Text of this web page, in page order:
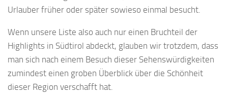
Urlauber früher oder später sowieso einmal besucht.
Wenn unsere Liste also auch nur einen Bruchteil der
Highlights in Südtirol abdeckt, glauben wir trotzdem, dass
man sich nach einem Besuch dieser Sehenswürdigkeiten
zumindest einen groben Überblick über die Schönheit
dieser Region verschafft hat.